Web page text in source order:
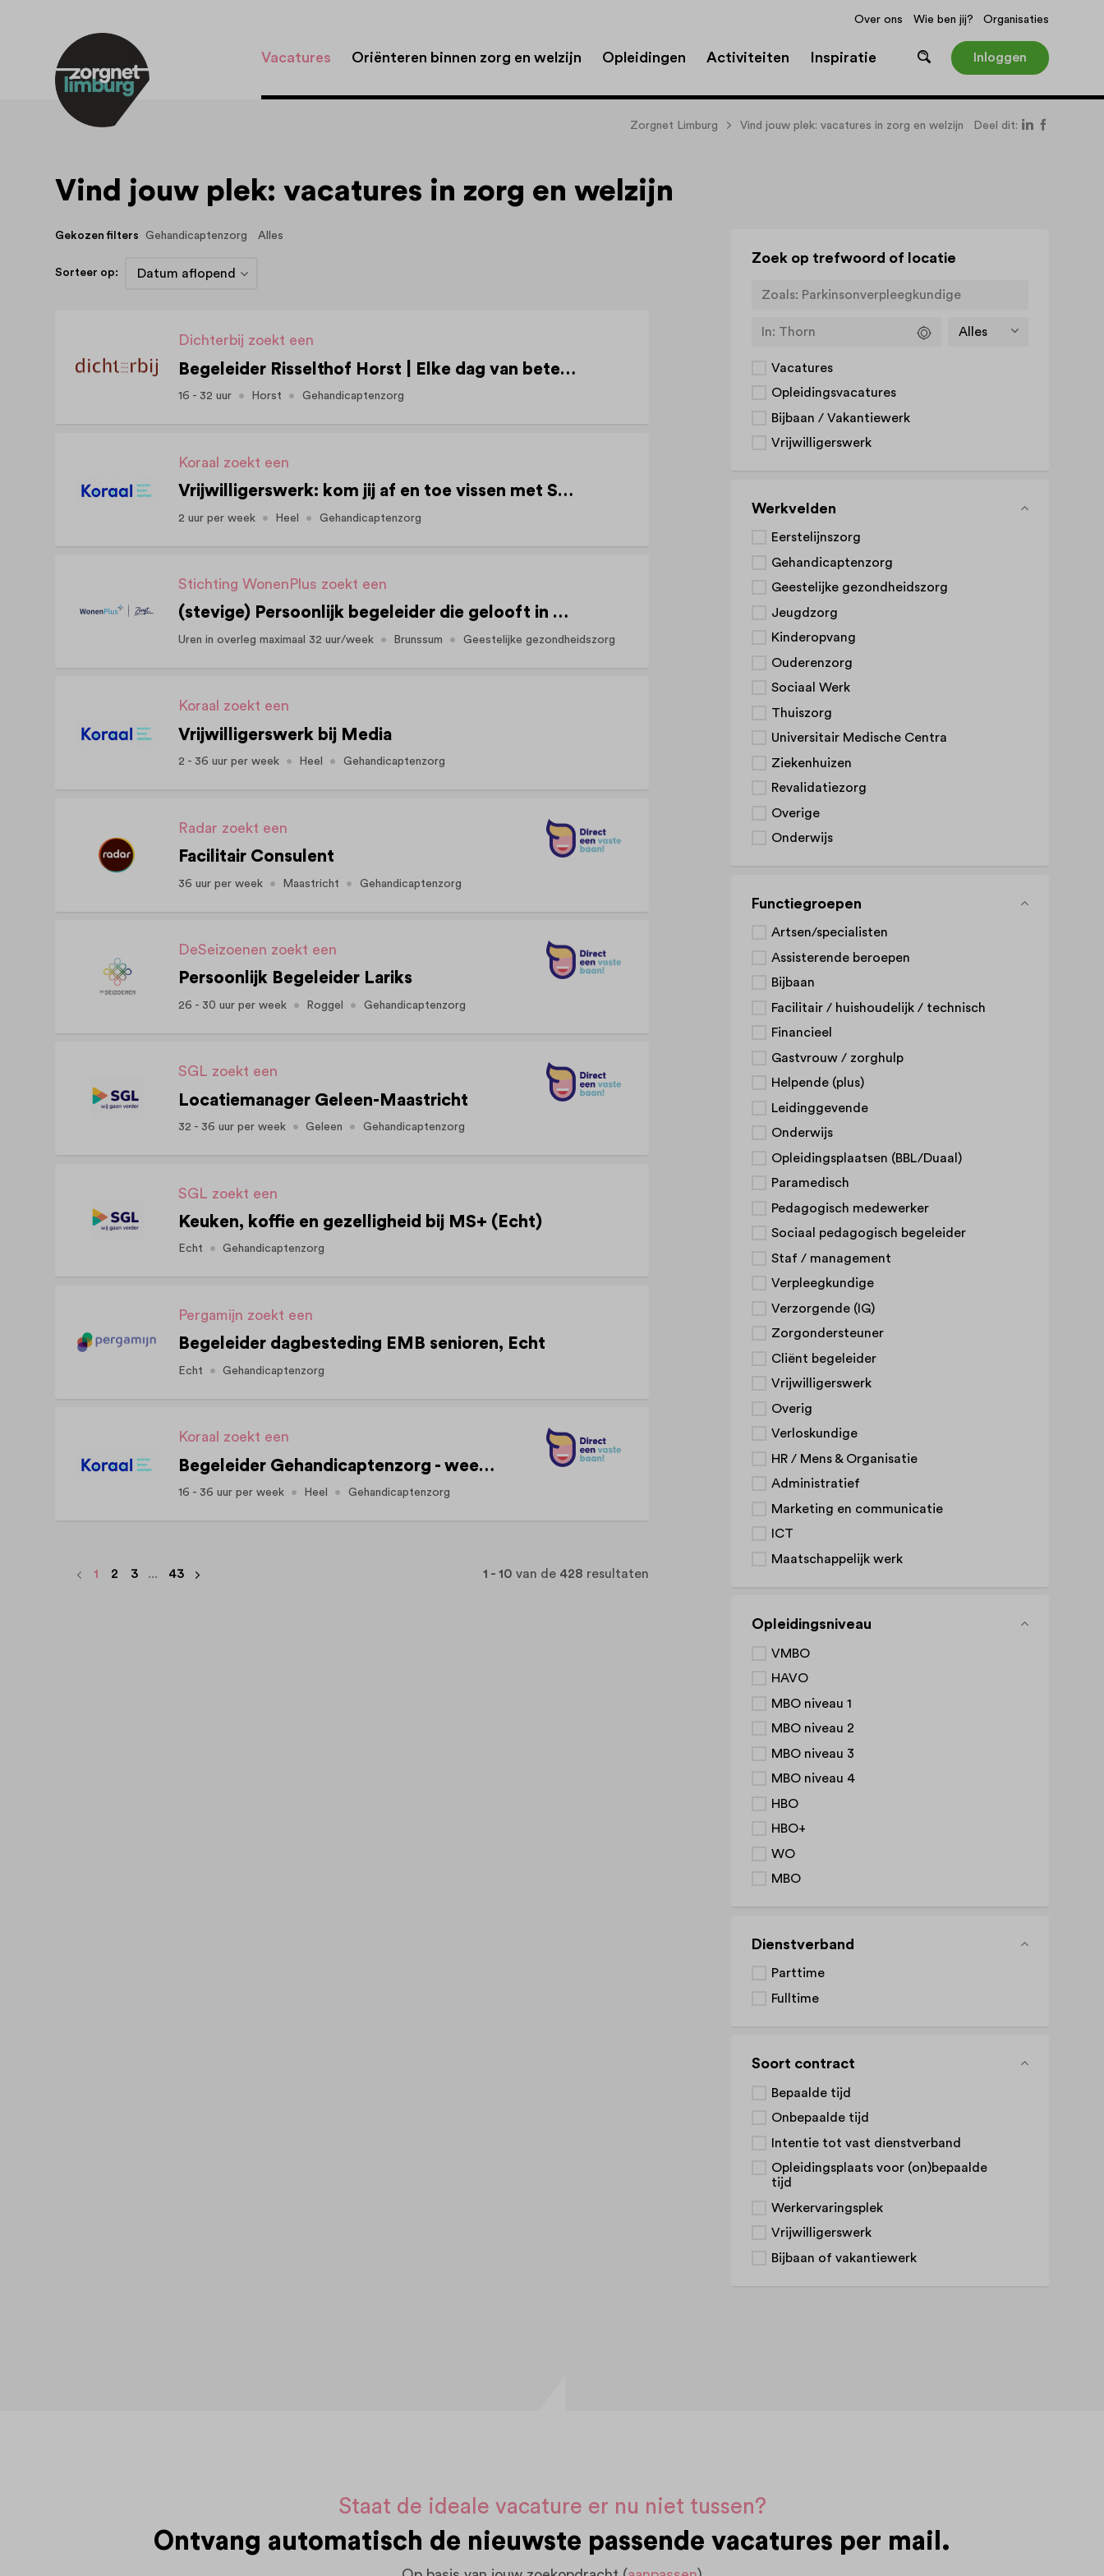
Over ons Wie ben jij? Organisaties
Vacatures Oriënteren binnen zorg en welzijn Opleidingen Activiteiten Inspiratie Inloggen
Zorgnet Limburg Vind jouw plek: vacatures in zorg en welzijn Deel dit:
Vind jouw plek: vacatures in zorg en welzijn
Zoek op trefwoord of locatie
Zoals:
In: Thorn
Vacatures
Opleidingsvacatures
Bijbaan / Vakantiewerk
Vrijwilligerswerk
Werkvelden
Eerstelijnszorg
Gehandicaptenzorg
Geestelijke gezondheidszorg
Jeugdzorg
Kinderopvang
Ouderenzorg
Sociaal Werk
Thuiszorg
Universitair Medische Centra
Ziekenhuizen
Revalidatiezorg
Overige
Onderwijs
Functiegroepen
Artsen/specialisten
Assisterende beroepen
Bijbaan
Facilitair / huishoudelijk / technisch
Financieel
Gastvrouw / zorghulp
Helpende (plus)
Leidinggevende
Onderwijs
Opleidingsplaatsen (BBL/Duaal)
Paramedisch
Pedagogisch medewerker
Sociaal pedagogisch begeleider
Staf / management
Verpleegkundige
Verzorgende (IG)
Zorgondersteuner
Cliënt begeleider
Vrijwilligerswerk
Overig
Verloskundige
HR / Mens & Organisatie
Administratief
Marketing en communicatie
ICT
Maatschappelijk werk
Opleidingsniveau
VMBO
HAVO
MBO niveau 1
MBO niveau 2
MBO niveau 3
MBO niveau 4
HBO
HBO+
WO
MBO
Dienstverband
Parttime
Fulltime
Soort contract
Bepaalde tijd
Onbepaalde tijd
Intentie tot vast dienstverband
Opleidingsplaats voor (on)bepaalde
tijd
Werkervaringsplek
Vrijwilligerswerk
Bijbaan of vakantiewerk
Gekozen filters Gehandicaptenzorg Alles
Sorteer op:
Dichterbij zoekt een
Begeleider Risselthof Horst | Elke dag van betekenis
16 - 32 uur Horst Gehandicaptenzorg
Koraal zoekt een
Vrijwilligerswerk: kom jij af en toe vissen met Sjors?
2 uur per week Heel Gehandicaptenzorg
Stichting WonenPlus zoekt een
(stevige) Persoonlijk begeleider die gelooft in verbinding boven protocollen
Uren in overleg maximaal 32 uur/week Brunssum Geestelijke gezondheidszorg
Koraal zoekt een
Vrijwilligerswerk bij Media
2 - 36 uur per week Heel Gehandicaptenzorg
Radar zoekt een
Facilitair Consulent
36 uur per week Maastricht Gehandicaptenzorg
DeSeizoenen zoekt een
Persoonlijk Begeleider Lariks
26 - 30 uur per week Roggel Gehandicaptenzorg
SGL zoekt een
Locatiemanager Geleen-Maastricht
32 - 36 uur per week Geleen Gehandicaptenzorg
SGL zoekt een
Keuken, koffie en gezelligheid bij MS+ (Echt)
Echt Gehandicaptenzorg
Pergamijn zoekt een
Begeleider dagbesteding EMB senioren, Echt
Echt Gehandicaptenzorg
Koraal zoekt een
Begeleider Gehandicaptenzorg - weekendhulpen (LVB/MVB) - jongvolwassenen - Buitenwoning Weert
16 - 36 uur per week Heel Gehandicaptenzorg
1 - 10 van de 428 resultaten
1 2 3 ... 43
Staat de ideale vacature er nu niet tussen?
Ontvang automatisch de nieuwste passende vacatures per mail.